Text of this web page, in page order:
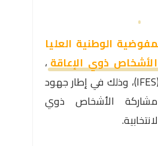
الوطنية العليا
الأشخاص ذوي الإعاقة،
بالتعاون مع منظمة (IFES)، وذلك في إطار جهود
مشاركة الأشخاص ذوي